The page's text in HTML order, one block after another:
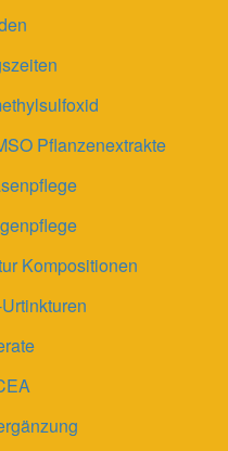
Pflanzenextrakte
Kompositionen